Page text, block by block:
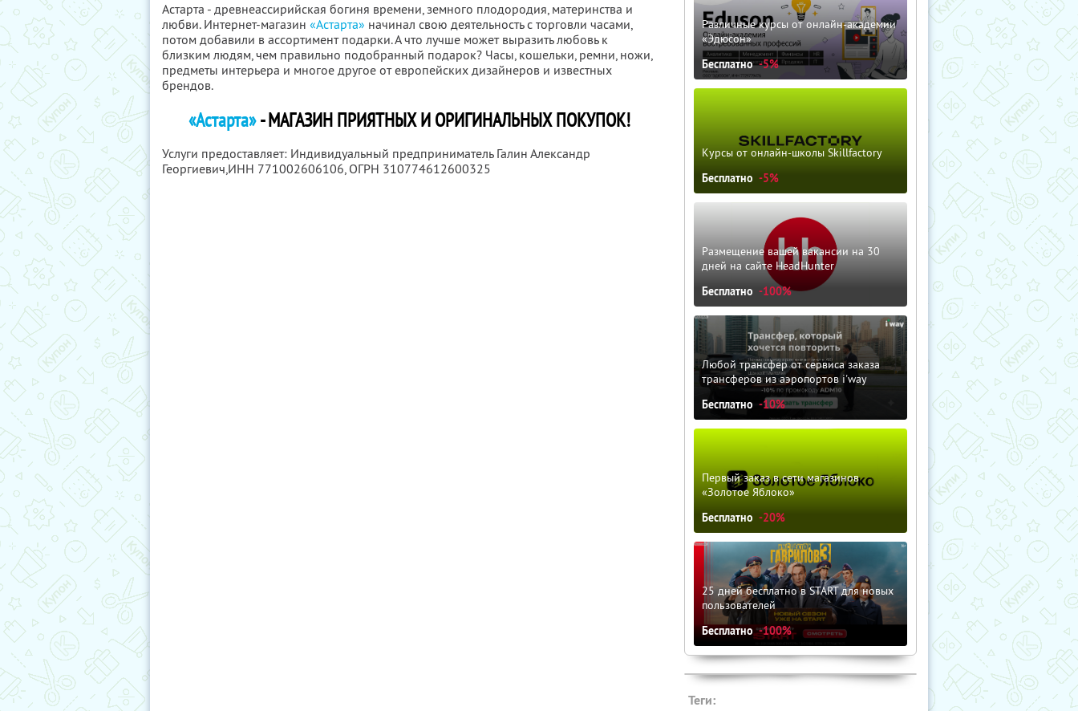
Астарта - древнеассирийская богиня времени, земного плодородия, материнства и
любви. Интернет-магазин «Астарта» начинал свою деятельность с торговли часами,
потом добавили в ассортимент подарки. А что лучше может выразить любовь к
близким людям, чем правильно подобранный подарок? Часы, кошельки, ремни, ножи,
предметы интерьера и многое другое от европейских дизайнеров и известных
брендов.
«Астарта»- МАГАЗИН ПРИЯТНЫХ И ОРИГИНАЛЬНЫХ ПОКУПОК!
Услуги предоставляет: Индивидуальный предприниматель Галин Александр
Георгиевич,ИНН 771002606106, ОГРН 310774612600325
Различные курсы от онлайн-академии
«Эдюсон»
Бесплатно -5%
Курсы от онлайн-школы Skillfactory
Бесплатно -5%
Размещение вашей вакансии на 30
дней на сайте HeadHunter
Бесплатно -100%
Любой трансфер от сервиса заказа
трансферов из аэропортов i'way
Бесплатно -10%
Первый заказ в сети магазинов
«Золотое Яблоко»
Бесплатно -20%
25 дней бесплатно в START для новых
пользователей
Бесплатно -100%
Теги: